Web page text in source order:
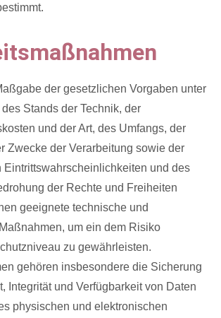
der gesetzlichen Vorgaben unter
Stands der Technik, der
und der Art, des Umfangs, der
Zwecke der Verarbeitung sowie der
Eintrittswahrscheinlichkeiten und des
der Rechte und Freiheiten
geeignete technische und
um ein dem Risiko
zu gewährleisten.
gehören insbesondere die Sicherung
Integrität und Verfügbarkeit von Daten
physischen und elektronischen